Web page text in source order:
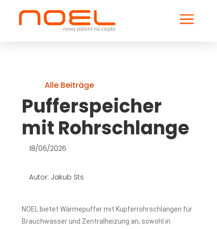
a
Alle Beiträge
Pufferspeicher
mit Rohrschlange
18/06/2026
Autor: Jakub Sts
NOEL bietet Wärmepuffer mit Kupferrohrschlangen für
Brauchwasser und Zentralheizung an, sowohl in